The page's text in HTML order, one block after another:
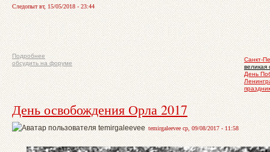
Следопыт вт, 15/05/2018 - 23:44
Санкт-
великая
День
праздник
Подробнее
обсудить на форуме
День освобождения Орла 2017
temirgaleevee ср, 09/08/2017 - 11:58